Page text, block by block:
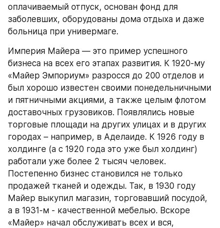
оплачиваемый отпуск, основан фонд для
заболевших, оборудованы дома отдыха и даже
больница при универмаге.
Империя Майера — это пример успешного
бизнеса на всех его этапах развития. К 1920-му
«Майер Эмпориум» разросся до 200 отделов и
был хорошо известен своими понедельничными
и пятничными акциями, а также целым флотом
доставочных грузовиков. Появлялись новые
торговые площади на других улицах и в других
городах – например, в Аделаиде. К 1926 году в
холдинге (а с 1920 года это уже был холдинг)
работали уже более 2 тысяч человек.
Постепенно бизнес становился не только
продажей тканей и одежды. Так, в 1930 году
Майер выкупил магазин, торговавший посудой,
а в 1931-м - качественной мебелью. Вскоре
«Майер» начал обслуживать всех и вся,